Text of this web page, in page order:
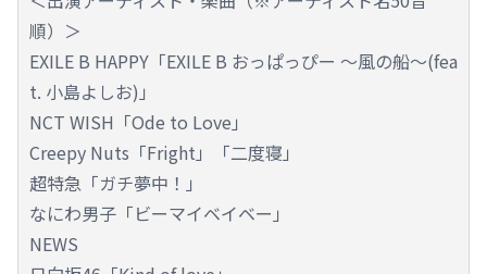
順）＞
EXILE B HAPPY「EXILE B おっぱっぴー ～風の船～(fea
t. 小島よしお)」
NCT WISH「Ode to Love」
Creepy Nuts「Fright」「二度寝」
超特急「ガチ夢中！」
なにわ男子「ビーマイベイベー」
NEWS